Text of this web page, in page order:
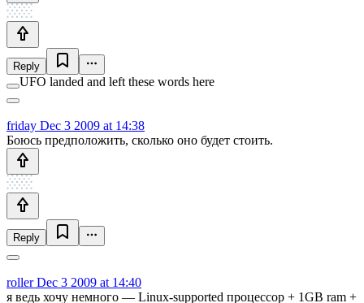
Reply
UFO landed and left these words here
friday Dec 3 2009 at 14:38
Боюсь предположить, сколько оно будет стоить.
Reply
rollerDec 3 2009 at 14:40
я ведь хочу немного — Linux-supported процессор + 1GB ram +